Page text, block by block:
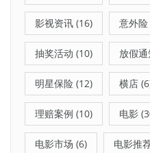
影视资讯 (16) 意外险
抽奖活动 (10) 放假通
明星保险 (12) 横店
理赔案例 (10) 电影
电影市场 (6) 电影推